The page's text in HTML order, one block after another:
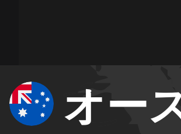
オー